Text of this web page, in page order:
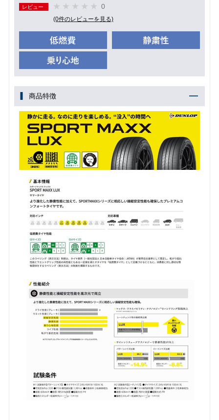
レビュー 0
(0件のレビューを見る)
商品特徴